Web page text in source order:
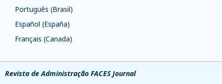
Português (Brasil)
Español (España)
Français (Canada)
Revista de Administração FACES Journal